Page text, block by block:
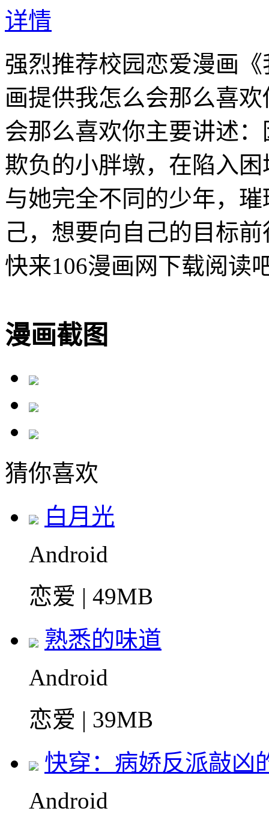
详情
强烈推荐校园恋爱漫画
画提供我怎么会那么喜
会那么喜欢你主要讲述
欺负的小胖墩，在陷入
与她完全不同的少年，
己，想要向自己的目标
快来106漫画网下载阅读
漫画截图
猜你喜欢
白月光
Android
恋爱 | 49MB
熟悉的味道
Android
恋爱 | 39MB
快穿：病娇反派敲凶
Android